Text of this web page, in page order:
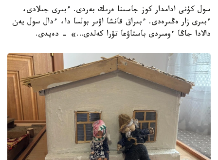
سول كۇنى ادامدار كوز جاسىنا ەرىك بەردى. ءبىرى جىلادى،
ءبىرى زار ەڭىرەدى. ءبىراق قانشا اۋىر بولسا دا، ءدال سول يەن
دالادا جاڭا ءومىردى باستاۋعا تۋرا كەلدى…» - دەيدى.